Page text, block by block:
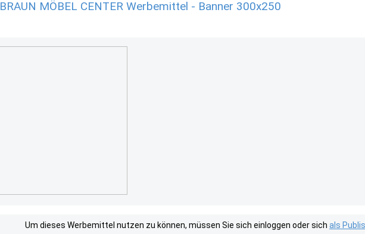
BRAUN MÖBEL CENTER Werbemittel - Banner 300x250
Um dieses Werbemittel nutzen zu können, müssen Sie sich einloggen oder sich als